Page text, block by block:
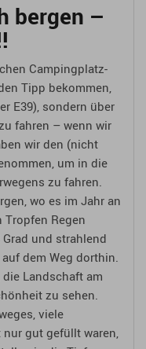
bergen –
Campingplatz-
Tipp bekommen,
E39), sondern über
fahren – wenn wir
wir den (nicht
um in die
zu fahren.
wo es im Jahr an
Tropfen Regen
und strahlend
dem Weg dorthin.
Landschaft am
zu sehen.
viele
gut gefüllt waren,